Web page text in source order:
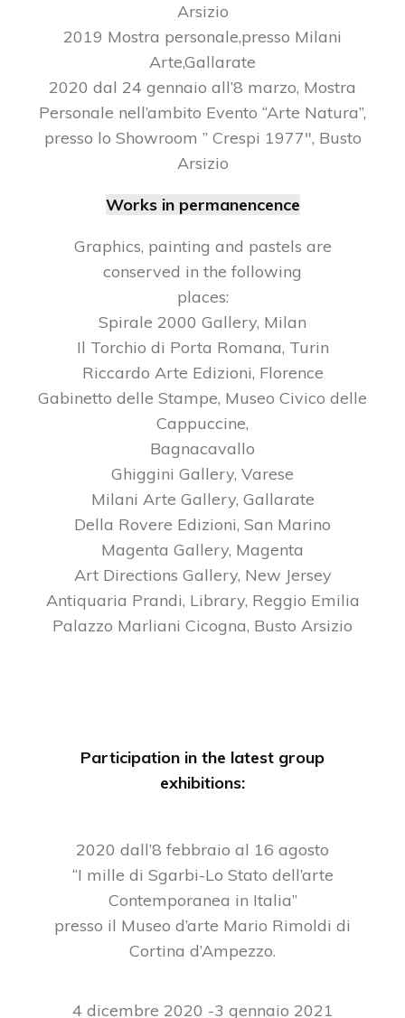
Arsizio
2019 Mostra personale,presso Milani
Arte,Gallarate
2020 dal 24 gennaio all’8 marzo, Mostra
Personale nell’ambito Evento “Arte Natura”,
presso lo Showroom ” Crespi 1977″, Busto
Arsizio
Works in permanencence
Graphics, painting and pastels are
conserved in the following
places:
Spirale 2000 Gallery, Milan
Il Torchio di Porta Romana, Turin
Riccardo Arte Edizioni, Florence
Gabinetto delle Stampe, Museo Civico delle
Cappuccine,
Bagnacavallo
Ghiggini Gallery, Varese
Milani Arte Gallery, Gallarate
Della Rovere Edizioni, San Marino
Magenta Gallery, Magenta
Art Directions Gallery, New Jersey
Antiquaria Prandi, Library, Reggio Emilia
Palazzo Marliani Cicogna, Busto Arsizio
Participation in the latest group
exhibitions:
2020 dall’8 febbraio al 16 agosto
“I mille di Sgarbi-Lo Stato dell’arte
Contemporanea in Italia”
presso il Museo d’arte Mario Rimoldi di
Cortina d’Ampezzo.
4 dicembre 2020 -3 gennaio 2021